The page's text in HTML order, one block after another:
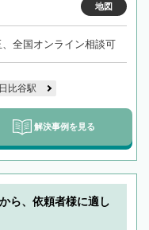
地図
全国オンライン相談可
日比谷駅
解決事例を見る
ら、依頼者様に適し